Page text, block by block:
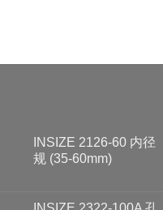
INSIZE 2126-60 内径
规 (35-60mm)